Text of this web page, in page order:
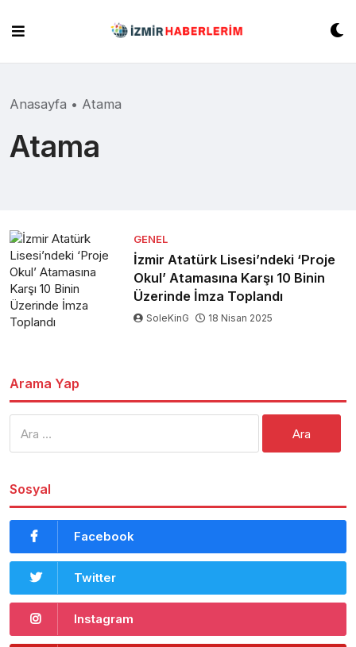
content
Anasayfa • Atama
Atama
GENEL
İzmir Atatürk Lisesi’ndeki ‘Proje
Okul’ Atamasına Karşı 10 Binin
Üzerinde İmza Toplandı
SoleKinG 18 Nisan 2025
Arama Yap
Sosyal
Facebook
Twitter
Instagram